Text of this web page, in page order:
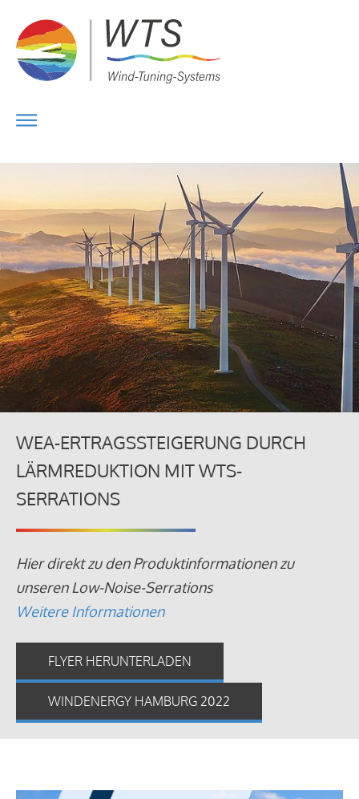
WEA-ERTRAGSSTEIGERUNG DURCH
LÄRMREDUKTION MIT WTS-
SERRATIONS
Hier direkt zu den Produktinformationen zu
unseren Low-Noise-Serrations
Weitere Informationen
FLYER HERUNTERLADEN
WINDENERGY HAMBURG 2022